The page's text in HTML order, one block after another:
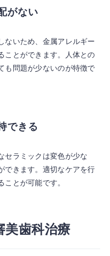
がない
ないため、金属アレルギー
ことができます。人体との
も問題が少ないのが特徴で
できる
セラミックは変色が少な
できます。適切なケアを行
ことが可能です。
美歯科治療